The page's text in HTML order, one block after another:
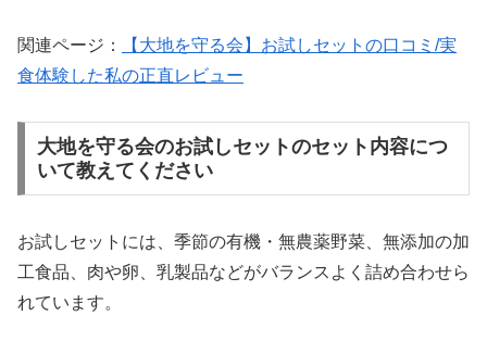
関連ページ：
【大地を守る会】お試しセットの口コミ/実
食体験した私の正直レビュー
大地を守る会のお試しセットのセット内容につ
いて教えてください
お試しセットには、季節の有機・無農薬野菜、無添加の加
工食品、肉や卵、乳製品などがバランスよく詰め合わせら
れています。